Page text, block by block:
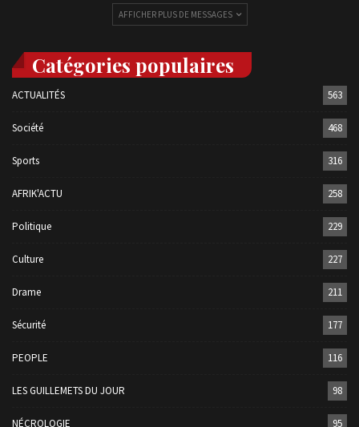
AFFICHER PLUS DE MESSAGES
Catégories populaires
ACTUALITÉS 563
Société 468
Sports 316
AFRIK'ACTU 258
Politique 229
Culture 227
Drame 211
Sécurité 177
PEOPLE 116
LES GUILLEMETS DU JOUR 98
NÉCROLOGIE 95